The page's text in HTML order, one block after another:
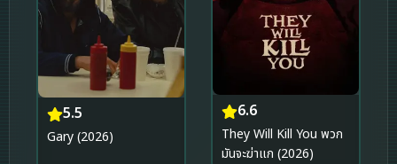
5.5
Gary (2026)
6.6
They Will Kill You พวก
มันจะฆ่าแก (2026)